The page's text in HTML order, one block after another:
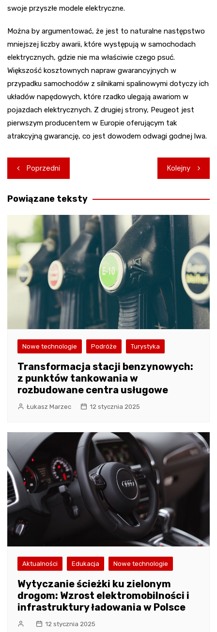
swoje przyszłe modele elektryczne.
Można by argumentować, że jest to naturalne następstwo
mniejszej liczby awarii, które występują w samochodach
elektrycznych, gdzie nie ma właściwie czego psuć.
Większość kosztownych napraw gwarancyjnych w
przypadku samochodów z silnikami spalinowymi dotyczy ich
układów napędowych, które rzadko ulegają awariom w
pojazdach elektrycznych. Z drugiej strony, Peugeot jest
pierwszym producentem w Europie oferującym tak
atrakcyjną gwarancję, co jest dowodem odwagi godnej lwa.
Nawigacja
wpisu
Poprzedni Kolejny
Powiązane teksty
Nowe technologie Podróże Turystyka
Transformacja stacji benzynowych:
z punktów tankowania w
rozbudowane centra usługowe
Łukasz Marzec 12 stycznia 2025
Aktualności Edukacja Nowe technologie
Wytyczanie ścieżki ku zielonym
drogom: Wzrost elektromobilności i
infrastruktury ładowania w Polsce
12 stycznia 2025